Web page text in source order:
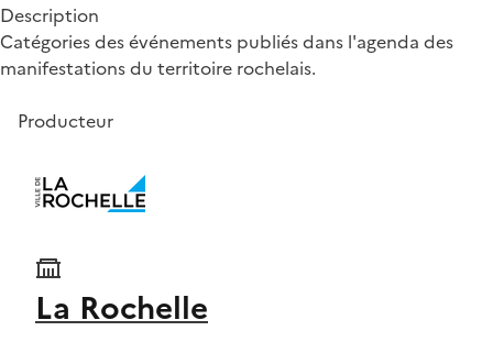
Description
Catégories des événements publiés dans l'agenda des
manifestations du territoire rochelais.
Producteur
La Rochelle